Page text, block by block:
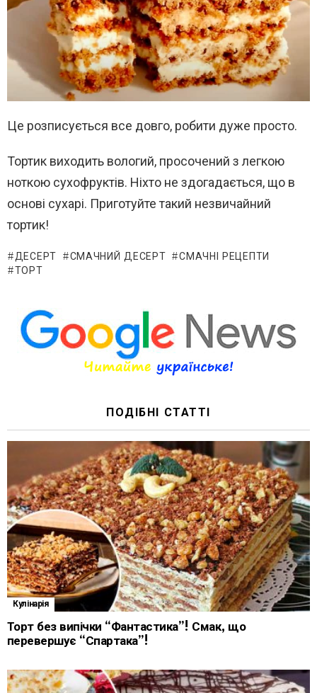
Це розписується все довго, робити дуже просто.
Тортик виходить вологий, просочений з легкою
ноткою сухофруктів. Ніхто не здогадається, що в
основі сухарі. Приготуйте такий незвичайний
тортик!
ДЕСЕРТ СМАЧНИЙ ДЕСЕРТ
СМАЧНІ РЕЦЕПТИ
ТОРТ
ПОДІБНІ СТАТТІ
Кулінарія
Торт без випічки “Фантастика”! Смак, що
перевершує “Спартака”!